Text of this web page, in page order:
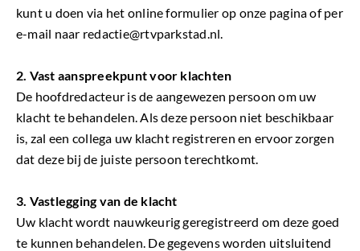
kunt u doen via het online formulier op onze pagina of per
e-mail naar redactie@rtvparkstad.nl.
2. Vast aanspreekpunt voor klachten
De hoofdredacteur is de aangewezen persoon om uw
klacht te behandelen. Als deze persoon niet beschikbaar
is, zal een collega uw klacht registreren en ervoor zorgen
dat deze bij de juiste persoon terechtkomt.
3. Vastlegging van de klacht
Uw klacht wordt nauwkeurig geregistreerd om deze goed
te kunnen behandelen. De gegevens worden uitsluitend